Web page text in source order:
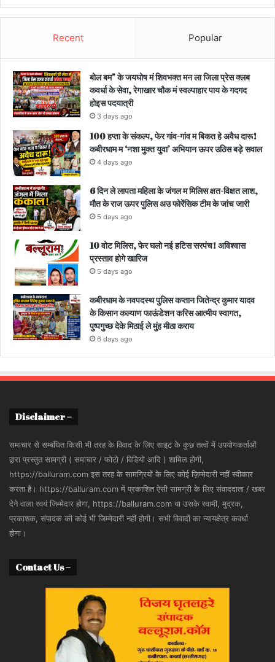
Recent Popular
बोल बम” के जयघोष मं शिवभक्त मन ला जिला प्रेस क्लब
कवर्धा के सेवा, रेगाखार चौक मं स्वल्पाहार पाय के गदगद
होइस पदयात्री
3 days ago
100 हप्ता के संकल्प, फेर गांव-गांव म बिकत हे अवैध दारू!
कबीरधाम म ‘नशा मुक्त युवा’ अभियान ऊपर उठिस बड़े सवाल
4 days ago
6 दिन ले लापता महिला के जंगल म मिलिस क्षत-विक्षत लाश,
मौत के राज ऊपर पुलिस अउ फोरेंसिक टीम के जांच जारी
5 days ago
10 वोट मिलिस, फेर घलो नई हटिस सरपंच! अविश्वास
प्रस्ताव होगे खारिज
5 days ago
कबीरधाम के नवपदस्थ पुलिस कप्तान जितेन्द्र कुमार यादव
के किसान कल्याण फाऊंडेशन करिस आत्मीय स्वागत,
पुष्पगुच्छ देके मिठाई ले मुंह मीठा कराय
6 days ago
Disclaimer –
समाचार से सम्बंधित किसी भी तरह के विवाद के लिए साइट के कुछ तत्वों में उपयोगकर्ताओं
द्वारा प्रस्तुत सामग्री ( समाचार / फोटो / विडियो आदि ) शामिल होगी,
https://balluram.com इस तरह के सामग्रियों के लिए कोई ज़िम्मेदारी नहीं स्वीकार
करता है। https://balluram.com में प्रकाशित ऐसी सामग्री के लिए संवाददाता / खबर
देने वाला स्वयं जिम्मेदार होगा, https://balluram.com या उसके स्वामी, मुद्रक,
प्रकाशक, संपादक की कोई भी जिम्मेदारी नहीं होगी। सभी विवादों का न्यायक्षेत्र कवर्धा
होगा।
Contact Us –